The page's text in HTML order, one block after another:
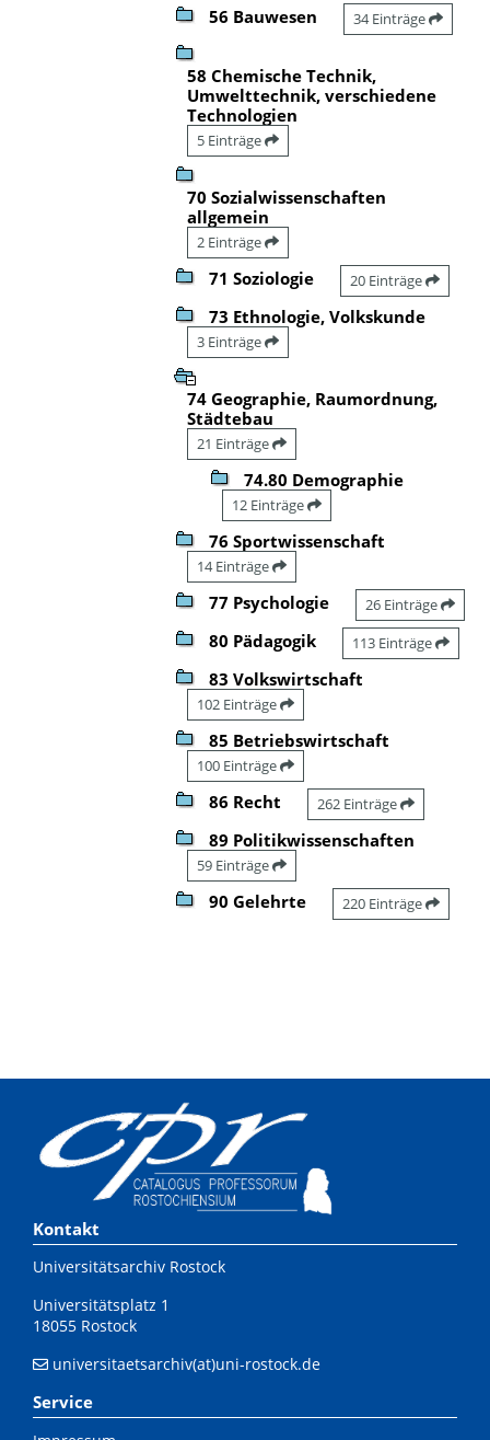
56 Bauwesen 34 Einträge
58 Chemische Technik,
Umwelttechnik, verschiedene
Technologien
5 Einträge
70 Sozialwissenschaften
allgemein
2 Einträge
71 Soziologie 20 Einträge
73 Ethnologie, Volkskunde
3 Einträge
74 Geographie, Raumordnung,
Städtebau
21 Einträge
74.80 Demographie
12 Einträge
76 Sportwissenschaft
14 Einträge
77 Psychologie 26 Einträge
80 Pädagogik 113 Einträge
83 Volkswirtschaft
102 Einträge
85 Betriebswirtschaft
100 Einträge
86 Recht 262 Einträge
89 Politikwissenschaften
59 Einträge
90 Gelehrte 220 Einträge
Kontakt
Universitätsarchiv Rostock
Universitätsplatz 1
18055 Rostock
universitaetsarchiv(at)uni-rostock.de
Service